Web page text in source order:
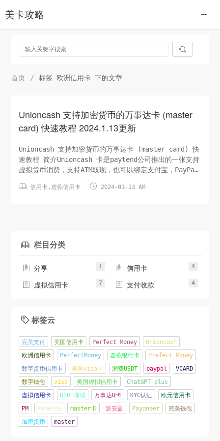
美卡攻略

首页 / 标签 欧洲信用卡 下的文章
Unioncash 支持加密货币的万事达卡 (master
card) 快速教程 2024.1.13更新
Unioncash 支持加密货币的万事达卡 (master card) 快
速教程 简介Unioncash 卡是paytend公司推出的一张支持
虚拟货币消费，支持ATM取现，也可以绑定支付宝，PayPal
创办的一家银行！其可申请虚拟信用卡和实体卡！
 信用卡, 虚拟信用卡  2024-01-13 AM
 栏目分类
 分享 1  信用卡 4
 虚拟信用卡 7  支付收款 4
 标签云
完美支付 美国信用卡 Perfect Money
Unioncash
欧洲信用卡
PerfectMoney 虚拟银行卡
Prefect Money
数字货币信用卡
美国visa卡 消费USDT paypal
VCARD
数字钱包
visa 美国虚拟信用卡
ChatGPT plus
虚拟信用卡
USDT提现 万事达U卡 KYC认证
欧元信用卡
PM
FomePay master卡 派安盈 Payoneer
完美钱包
加密货币
master